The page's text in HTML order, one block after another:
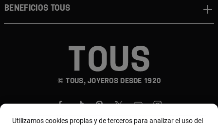
© TOUS, JOYEROS DESDE 1920
Beneficios TOUS
Utilizamos cookies propias y de terceros para analizar el uso del